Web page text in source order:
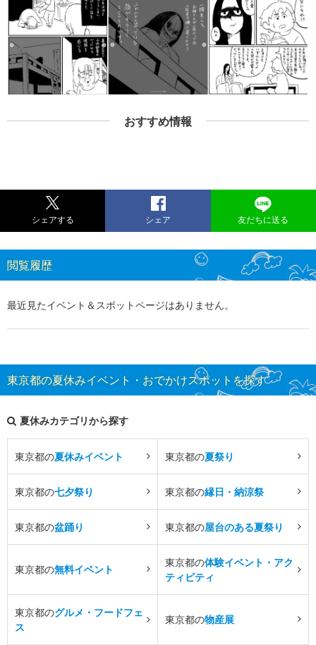
おすすめ情報
シェアする シェア 友だちに送る
閲覧履歴
最近見たイベント＆スポットページはありません。
東京都の夏休みイベント・おでかけスポットを探す
夏休みカテゴリから探す
東京都の夏休みイベント 東京都の夏祭り
東京都の七夕祭り 東京都の縁日・納涼祭
東京都の盆踊り 東京都の屋台のある夏祭り
東京都の無料イベント
東京都の体験イベント・アク
ティビティ
東京都のグルメ・フードフェ
ス
東京都の物産展